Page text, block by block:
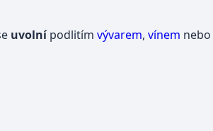
uvolnípodlitím vývarem, vínem nebo